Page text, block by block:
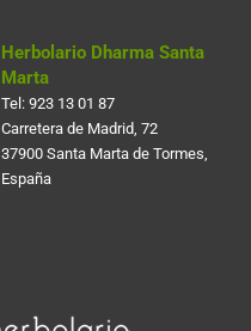
Herbolario Dharma Santa
Marta
Tel: 923 13 01 87
Carretera de Madrid, 72
37900 Santa Marta de Tormes,
España